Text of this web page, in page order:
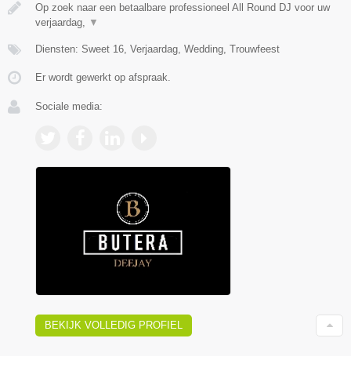
Op zoek naar een betaalbare professioneel All Round DJ voor uw
verjaardag,
▼
Diensten: Sweet 16, Verjaardag, Wedding, Trouwfeest
Er wordt gewerkt op afspraak.
Sociale media:
BEKIJK VOLLEDIG PROFIEL